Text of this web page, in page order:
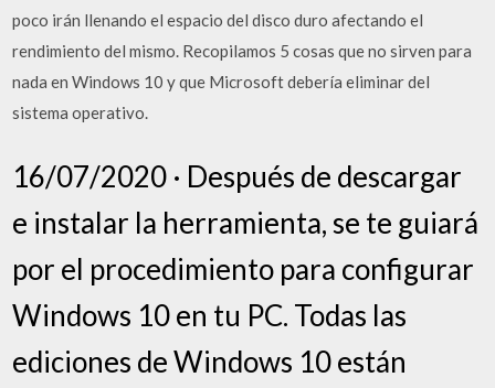
poco irán llenando el espacio del disco duro afectando el
rendimiento del mismo. Recopilamos 5 cosas que no sirven para
nada en Windows 10 y que Microsoft debería eliminar del
sistema operativo.
16/07/2020 · Después de descargar
e instalar la herramienta, se te guiará
por el procedimiento para configurar
Windows 10 en tu PC. Todas las
ediciones de Windows 10 están